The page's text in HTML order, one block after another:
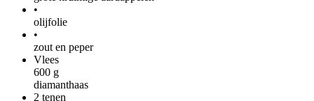
•
olijfolie
•
zout en peper
Vlees
600 g
diamanthaas
2 tenen